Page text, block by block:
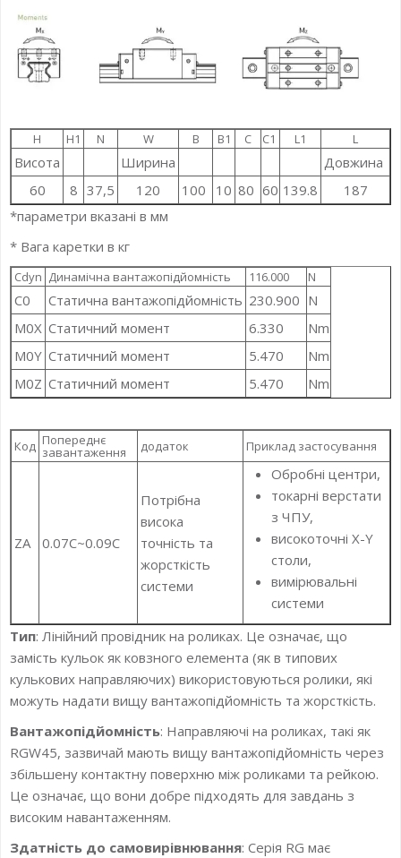
H H1 N W B B1 C С1 L1 L
Висота Ширина
Довжина
60
8 37,5 120 100 10 80 60 139.8 187
*параметри вказані в мм
* Вага каретки в кг
Cdyn Динамічна вантажопідйомність 116.000 N
C0 Статична вантажопідйомність 230.900 N
M0X Статичний момент 6.330
Nm
M0Y Статичний момент 5.470
Nm
M0Z Статичний момент 5.470 Nm
Код Попереднє
завантаження додаток Приклад застосування
ZA 0.07C~0.09C
Потрібна
висока
точність та
жорсткість
системи
Обробні центри,
токарні верстати
з ЧПУ,
високоточні X-Y
столи,
вимірювальні
системи
Тип: Лінійний провідник на роликах. Це означає, що
замість кульок як ковзного елемента (як в типових
кулькових направляючих) використовуються ролики, які
можуть надати вищу вантажопідйомність та жорсткість.
Вантажопідйомність: Направляючі на роликах, такі як
RGW45, зазвичай мають вищу вантажопідйомність через
збільшену контактну поверхню між роликами та рейкою.
Це означає, що вони добре підходять для завдань з
високим навантаженням.
Здатність до самовирівнювання: Серія RG має